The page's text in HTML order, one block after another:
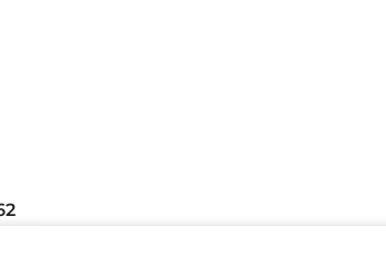
van de Nulane C:62